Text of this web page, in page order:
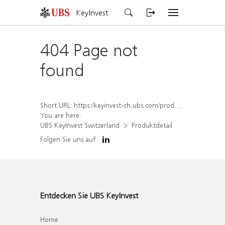
KeyInvest
404 Page not
found
Short URL: https://keyinvest-ch.ubs.com/produkt/detail/index/isin/CH1567407478
You are here:
UBS KeyInvest Switzerland
Produktdetail
Folgen Sie uns auf
Entdecken Sie UBS KeyInvest
Home